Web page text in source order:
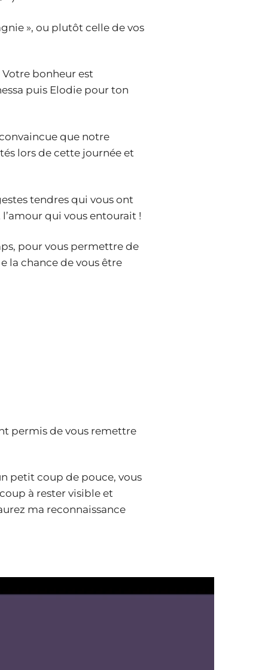
», ou plutôt celle de vos
Votre bonheur est
puis Elodie pour ton
que notre
lors de cette journée et
tendres qui vous ont
qui vous entourait !
pour vous permettre de
la chance de vous être
permis de vous remettre
petit coup de pouce, vous
à rester visible et
ma reconnaissance